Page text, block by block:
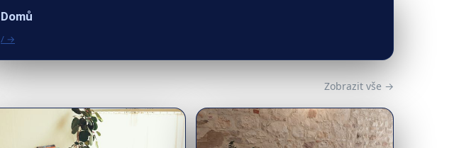
Domů
/ →
Zobrazit vše →